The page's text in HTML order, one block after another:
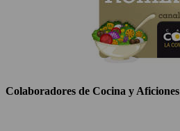
Colaboradores de Cocina y Aficiones